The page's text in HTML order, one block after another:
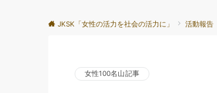
JKSK「女性の活力を社会の活力に」 活動報告
女性100名山記事